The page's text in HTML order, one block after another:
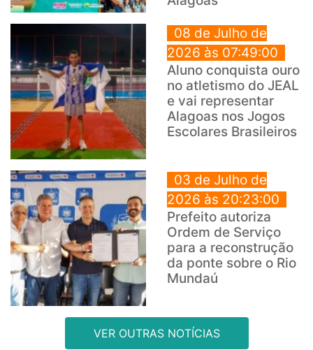
08 de Julho de
2026 às 07:49:00
Aluno conquista ouro
no atletismo do JEAL
e vai representar
Alagoas nos Jogos
Escolares Brasileiros
03 de Julho de
2026 às 20:23:00
Prefeito autoriza
Ordem de Serviço
para a reconstrução
da ponte sobre o Rio
Mundaú
VER OUTRAS NOTÍCIAS